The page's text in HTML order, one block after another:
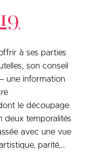
à ses parties
son conseil
une information
le découpage
deux temporalités
avec une vue
parité,…